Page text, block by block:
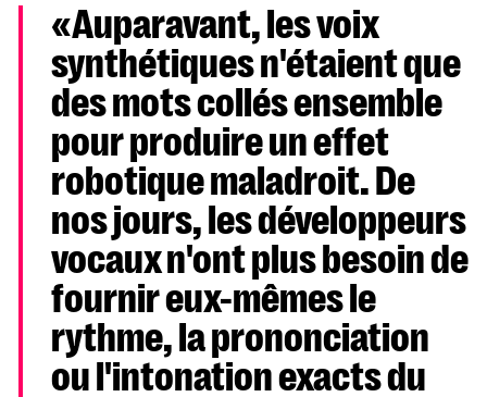
«Auparavant, les voix
synthétiques n'étaient que
des mots collés ensemble
pour produire un effet
robotique maladroit. De
nos jours, les développeurs
vocaux n'ont plus besoin de
fournir eux-mêmes le
rythme, la prononciation
ou l'intonation exacts du